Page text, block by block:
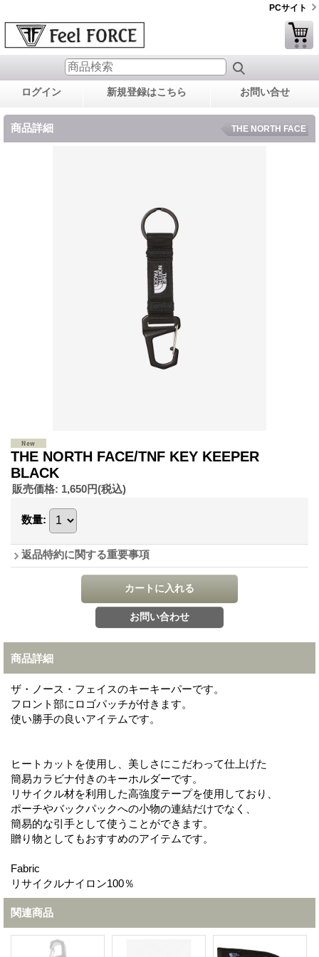
PCサイト
ログイン 新規登録はこちら お問い合せ
商品詳細 THE NORTH FACE
THE NORTH FACE/TNF KEY KEEPER
BLACK
販売価格: 1,650円(税込)
数量:
返品特約に関する重要事項
商品詳細
ザ・ノース・フェイスのキーキーパーです。
フロント部にロゴパッチが付きます。
使い勝手の良いアイテムです。
ヒートカットを使用し、美しさにこだわって仕上げた
簡易カラビナ付きのキーホルダーです。
リサイクル材を利用した高強度テープを使用しており、
ポーチやバックパックへの小物の連結だけでなく、
簡易的な引手として使うことができます。
贈り物としてもおすすめのアイテムです。
Fabric
リサイクルナイロン100％
関連商品